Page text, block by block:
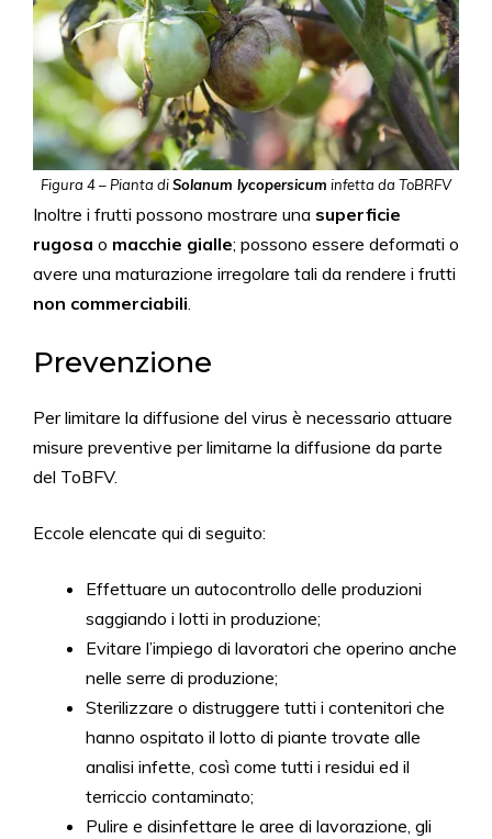
Figura 4 – Pianta diSolanum lycopersicum infetta da ToBRFV
Inoltre i frutti possono mostrare una superficie
rugosa o macchie gialle; possono essere deformati o
avere una maturazione irregolare tali da rendere i frutti
non commerciabili.
Prevenzione
Per limitare la diffusione del virus è necessario attuare
misure preventive per limitarne la diffusione da parte
del ToBFV.
Eccole elencate qui di seguito:
Effettuare un autocontrollo delle produzioni
saggiando i lotti in produzione;
Evitare l’impiego di lavoratori che operino anche
nelle serre di produzione;
Sterilizzare o distruggere tutti i contenitori che
hanno ospitato il lotto di piante trovate alle
analisi infette, così come tutti i residui ed il
terriccio contaminato;
Pulire e disinfettare le aree di lavorazione, gli